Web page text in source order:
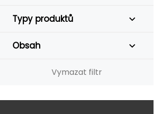
Typy produktů
Obsah
Vymazat filtr